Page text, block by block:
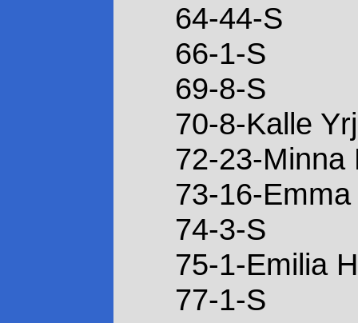
64-44-S
66-1-S
69-8-S
70-8-Kalle
72-23-Minna
73-16-
74-3-S
75-1-Emilia
77-1-S